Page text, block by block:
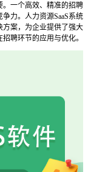
一个高效、精准的招聘
争力。人力资源SaaS系统
方案，为企业提供了强大
聘环节的应用与优化。